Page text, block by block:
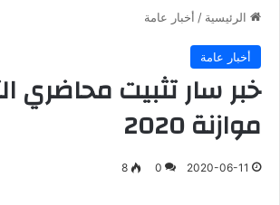
الرئيسية / أخبار عامة
أخبار عامة
خبر سار تثبيت محاضري
موازنة 2020
2020-06-11
0
8